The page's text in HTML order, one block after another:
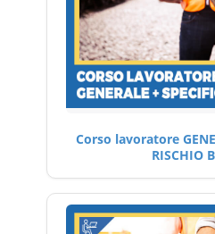
Corso lavoratore
RISCHIO